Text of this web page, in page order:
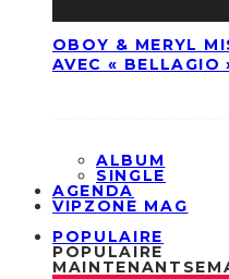
OBOY & MERYL
AVEC « BELLAGIO
ALBUM
SINGLE
AGENDA
VIPZONE MAG
POPULAIRE
POPULAIRE
MAINTENANT